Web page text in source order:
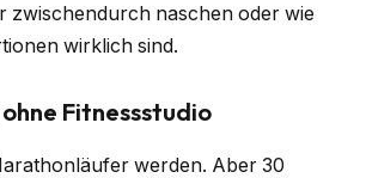
zwischendurch naschen oder wie
wirklich sind.
Fitnessstudio
werden. Aber 30